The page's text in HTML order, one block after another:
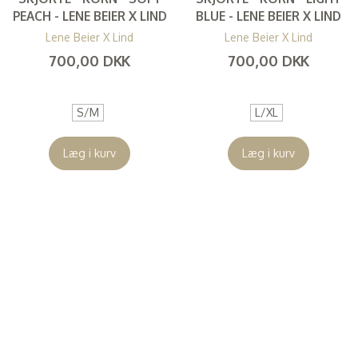
PEACH - LENE BEIER X LIND
Lene Beier X Lind
700,00 DKK
S/M
Læg i kurv
BLUE - LENE BEIER X LIND
Lene Beier X Lind
700,00 DKK
L/XL
Læg i kurv